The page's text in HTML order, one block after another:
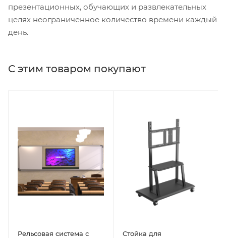
презентационных, обучающих и развлекательных
целях неограниченное количество времени каждый
день.
С этим товаром покупают
Рельсовая система с
Стойка для